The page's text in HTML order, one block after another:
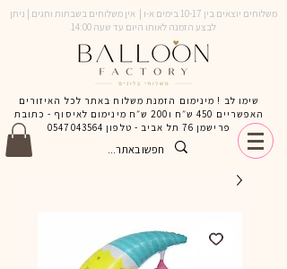
משלוחים יוצאים בין 10-17 בימים א-ו | אין משלוחים בשבתות וחגים | ניתן
לבצע הזמנה לאותו היום עד שעה 14:00
שימו לב ! מינימום הזמנת משלוח באתר לכל האיזורים
האפשריים 450 ש״ח ו200 ש״ח מינימום לאיסוף - כתובת
פרישמן 76 תל אביב - טלפון
0547043564